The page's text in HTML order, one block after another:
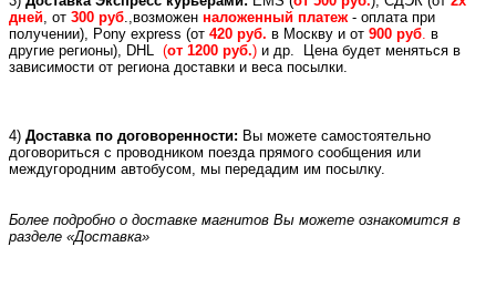
дней, от 300 руб.,возможен наложенный платеж- оплата при
получении), Pony express (от 420 руб. в Москву и от 900 руб. в
другие регионы), DHL (от 1200 руб.) и др.
Цена будет меняться в
зависимости от региона доставки и веса посылки.
4) Доставка по договоренности: Вы можете самостоятельно
договориться с проводником поезда прямого сообщения или
междугородним автобусом, мы передадим им посылку.
Более подробно о доставке магнитов Вы можете ознакомится в
разделе «Доставка»